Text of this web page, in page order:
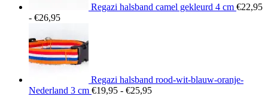
Regazi halsband camel gekleurd 4 cm €22,95
- €26,95Prijsklasse:
tot
€26,95
Regazi halsband rood-wit-blauw-oranje-
Nederland 3 cm €19,95 - €25,95Prijsklasse: